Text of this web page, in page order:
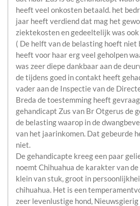
heeft veel onkosten betaald. het
jaar heeft verdiend dat mag het
ziektekosten en gedeeltelijk was
( De helft van de belasting hoeft
heeft voor haar erg veel geholpen
was zeer diepe dankbaar aan de
de tijdens goed in contakt heeft
vader aan de Inspectie van de
Breda de toestemming heeft
gehandicapt Zus van Br Otgerus de
de belasting waarop in de
van het jaarinkomen. Dat gebeurde
niet.
De gehandicapte kreeg een paar
noemt Chihuahua de karakter van
klein van stuk, groot in
chihuahua. Het is een
zeer levenlustige hond, Nieuwsgierig